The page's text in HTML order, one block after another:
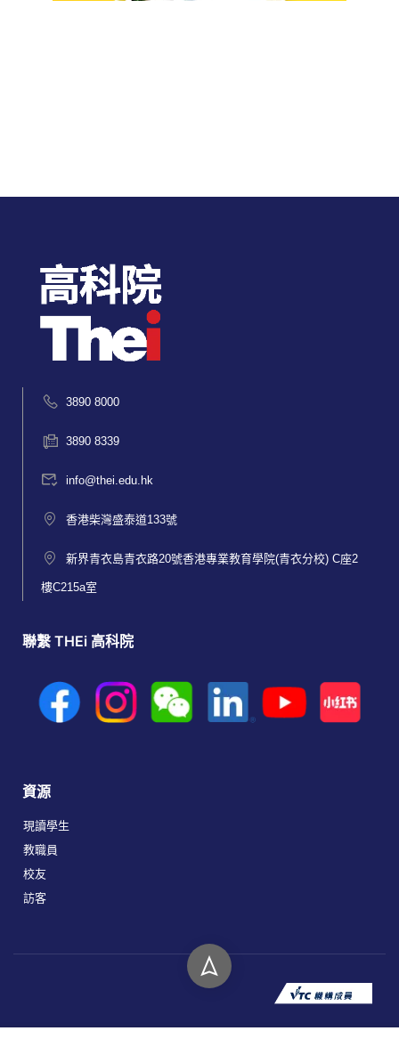
3890 8000
3890 8339
info@thei.edu.hk
香港柴灣盛泰道133號
新界青衣島青衣路20號香港專業教育學院(青衣分校) C座2
樓C215a室
聯繫 THEi 高科院
資源
現讀學生
教職員
校友
訪客